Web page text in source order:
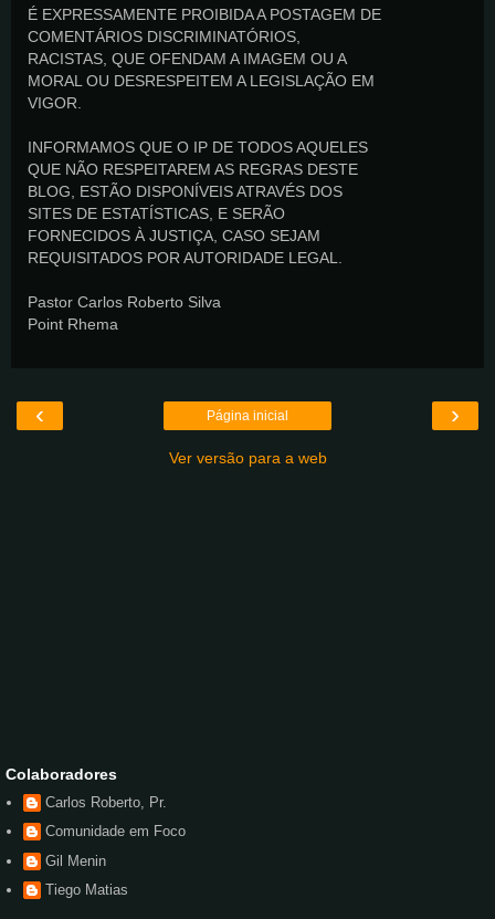
É EXPRESSAMENTE PROIBIDA A POSTAGEM DE
COMENTÁRIOS DISCRIMINATÓRIOS,
RACISTAS, QUE OFENDAM A IMAGEM OU A
MORAL OU DESRESPEITEM A LEGISLAÇÃO EM
VIGOR.
INFORMAMOS QUE O IP DE TODOS AQUELES
QUE NÃO RESPEITAREM AS REGRAS DESTE
BLOG, ESTÃO DISPONÍVEIS ATRAVÉS DOS
SITES DE ESTATÍSTICAS, E SERÃO
FORNECIDOS À JUSTIÇA, CASO SEJAM
REQUISITADOS POR AUTORIDADE LEGAL.
Pastor Carlos Roberto Silva
Point Rhema
‹ ›
Página inicial
Ver versão para a web
Colaboradores
Carlos Roberto, Pr.
Comunidade em Foco
Gil Menin
Tiego Matias